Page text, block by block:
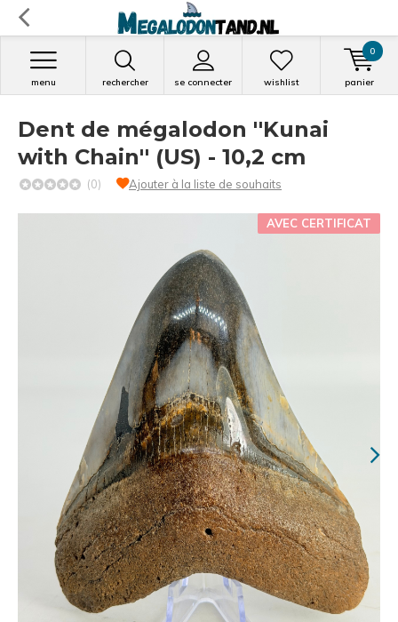
rechercher se connecter
menu wishlist panier
0
Dent de mégalodon ''Kunai
with Chain'' (US) - 10,2 cm
(0) Ajouter à la liste de souhaits
AVEC CERTIFICAT